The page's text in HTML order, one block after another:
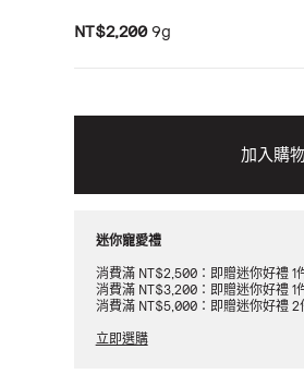
NT$2,2009g
加入購
迷你寵愛禮
消費滿 NT$2,500：即贈迷你好禮 1
消費滿 NT$3,200：即贈迷你好禮 1
消費滿 NT$5,000：即贈迷你好禮
立即選購